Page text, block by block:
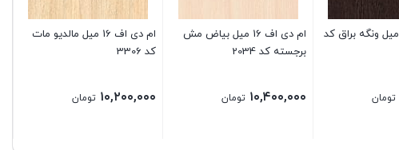
ام دی اف 16 میل ونگه براق کد
تومان
ام دی اف 16 میل بیاض مش
برجسته کد 2034
۱۰,۴۰۰,۰۰۰ تومان
ام دی اف 16 میل مالدیو مات
کد 3306
۱۰,۲۰۰,۰۰۰ تومان